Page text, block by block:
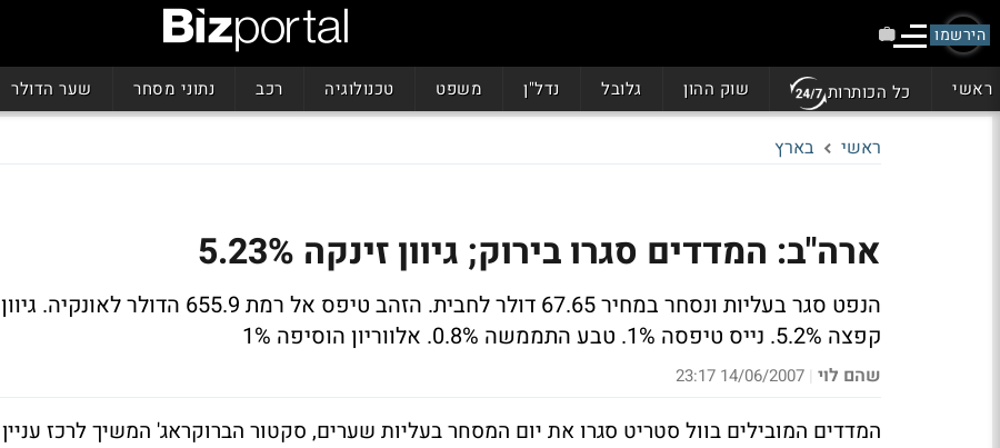
הירשמו
ראשי כל הכותרות שוק ההון גלובל נדל"ן משפט טכנולוגיה רכב נתוני מסחר שער הדולר
ראשי בארץ
ארה"ב: המדדים סגרו בירוק; גיוון זינקה 5.23%
הנפט סגר בעליות ונסחר במחיר 67.65 דולר לחבית. הזהב טיפס אל רמת 655.9 הדולר לאונקיה. גיוון
קפצה 5.2%. נייס טיפסה 1%. טבע התממשה 0.8%. אלווריון הוסיפה 1%
שהם לוי |
14/06/2007 23:17
המדדים המובילים בוול סטריט סגרו את יום המסחר בעליות שערים, סקטור הברוקראג' המשיך לרכז עניין